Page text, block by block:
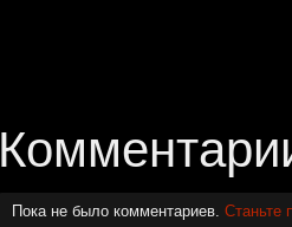
Пока не было комментариев. Станьте